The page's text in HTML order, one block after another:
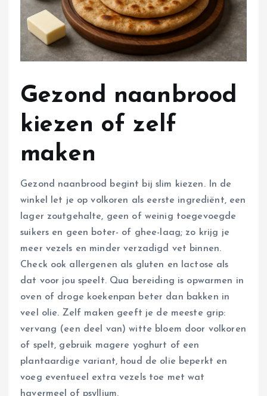
Gezond naanbrood
kiezen of zelf
maken
Gezond naanbrood begint bij slim kiezen. In de
winkel let je op volkoren als eerste ingrediënt, een
lager zoutgehalte, geen of weinig toegevoegde
suikers en geen boter- of ghee-laag; zo krijg je
meer vezels en minder verzadigd vet binnen.
Check ook allergenen als gluten en lactose als
dat voor jou speelt. Qua bereiding is opwarmen in
oven of droge koekenpan beter dan bakken in
veel olie. Zelf maken geeft je de meeste grip:
vervang (een deel van) witte bloem door volkoren
of spelt, gebruik magere yoghurt of een
plantaardige variant, houd de olie beperkt en
voeg eventueel extra vezels toe met wat
havermeel of psyllium.